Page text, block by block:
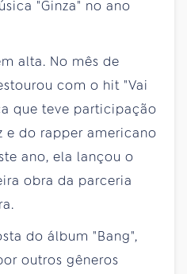
"Ginza" no ano
alta. No mês de
com o hit "Vai
que teve participação
e do rapper americano
ano, ela lançou o
obra da parceria
do álbum "Bang",
outros gêneros